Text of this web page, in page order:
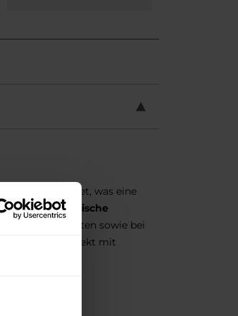
ausgestattet, was eine
durchklassische
bei Konzerten sowie bei
Schuhwerk perfekt mit